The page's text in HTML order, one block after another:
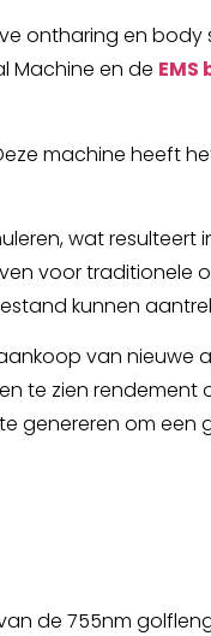
ontharing en
Machine en de
machine heeft
wat resulteert
voor traditionele
kunnen
van nieuwe
te zien rendement
genereren om een
de 755nm